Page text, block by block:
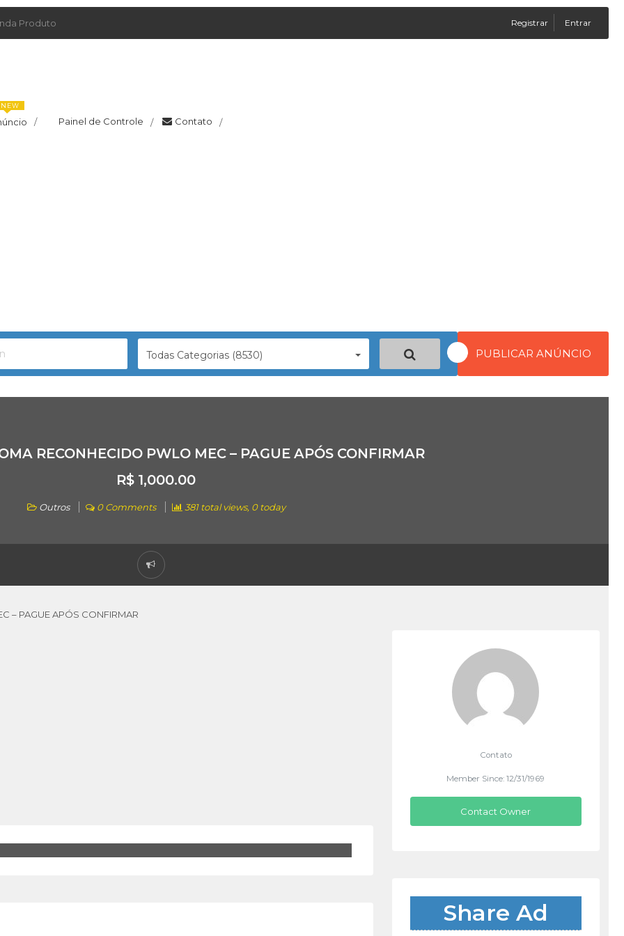
Produto Registrar Entrar
/
NEW
Painel de Controle / Contato /
Todas Categorias (8530) PUBLICAR ANÚNCIO
RECONHECIDO PWLO MEC – PAGUE APÓS CONFIRMAR
R$ 1,000.00
Outros 0 Comments 381 total views, 0 today
– PAGUE APÓS CONFIRMAR
Contato
Member Since: 12/31/1969
Contact Owner
Share Ad